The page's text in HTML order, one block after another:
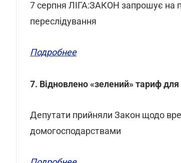
7 серпня ЛІГА:ЗАКОН запрошує на
переслідування
Подробнее
7. Відновлено «зелений» тариф
Депутати прийняли Закон щодо
домогосподарствами